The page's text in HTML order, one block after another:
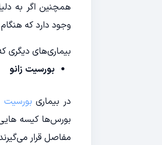
همچنین اگر به
وجود دارد که
بیماری‌های دیگری
بورسیت زانو
در بیماری بورسیت
بورس‌ها کیسه
مفاصل قرار